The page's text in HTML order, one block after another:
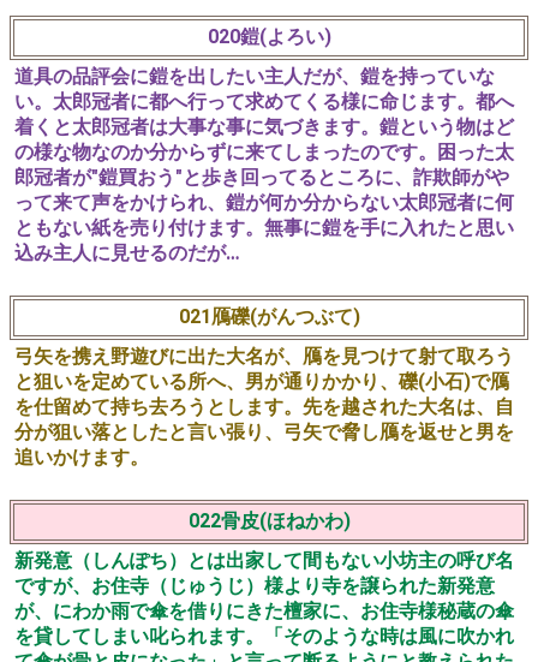
020鎧(よろい)
道具の品評会に鎧を出したい主人だが、鎧を持っていな
い。太郎冠者に都へ行って求めてくる様に命じます。都へ
着くと太郎冠者は大事な事に気づきます。鎧という物はど
の様な物なのか分からずに来てしまったのです。困った太
郎冠者が"鎧買おう"と歩き回ってるところに、詐欺師がや
って来て声をかけられ、鎧が何か分からない太郎冠者に何
ともない紙を売り付けます。無事に鎧を手に入れたと思い
込み主人に見せるのだが…
021鴈礫(がんつぶて)
弓矢を携え野遊びに出た大名が、鴈を見つけて射て取ろう
と狙いを定めている所へ、男が通りかかり、礫(小石)で鴈
を仕留めて持ち去ろうとします。先を越された大名は、自
分が狙い落としたと言い張り、弓矢で脅し鴈を返せと男を
追いかけます。
022骨皮(ほねかわ)
新発意（しんぽち）とは出家して間もない小坊主の呼び名
ですが、お住寺（じゅうじ）様より寺を譲られた新発意
が、にわか雨で傘を借りにきた檀家に、お住寺様秘蔵の傘
を貸してしまい叱られます。「そのような時は風に吹かれ